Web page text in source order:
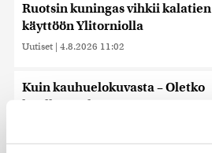
Ruotsin kuningas vihkii kalatien
käyttöön Ylitorniolla
Uutiset | 4.8.2026 11:02
Kuin kauhuelokuvasta – Oletko
kuullut Etelämantereen
Uutiset | 5.8.2026 23:00